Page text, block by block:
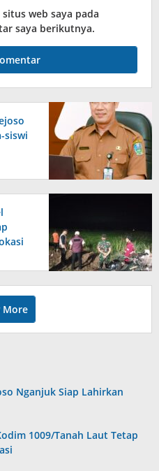
web saya pada
saya berikutnya.
siswi
More
Nganjuk Siap Lahirkan
1009/Tanah Laut Tetap